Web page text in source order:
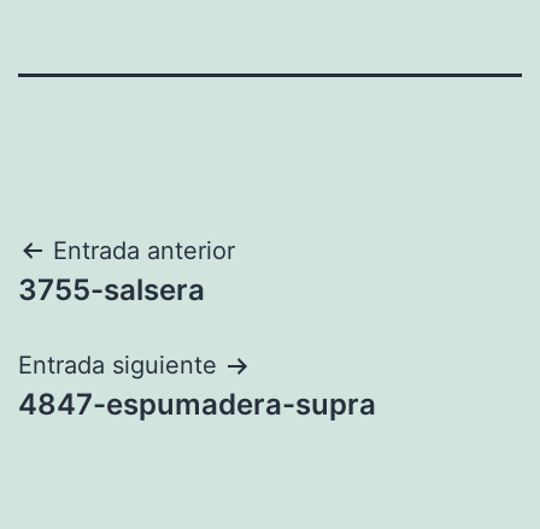
Navegación
de
entradas
Entrada anterior
3755-salsera
Entrada siguiente
4847-espumadera-supra